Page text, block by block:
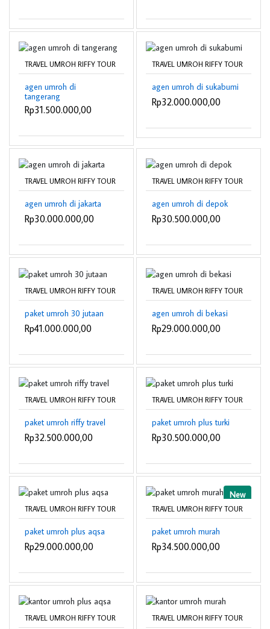
TRAVEL UMROH RIFFY TOUR
agen umroh di
tangerang
Rp31.500.000,00
TRAVEL UMROH RIFFY TOUR
agen umroh di sukabumi
Rp32.000.000,00
TRAVEL UMROH RIFFY TOUR
agen umroh di jakarta
Rp30.000.000,00
TRAVEL UMROH RIFFY TOUR
agen umroh di depok
Rp30.500.000,00
TRAVEL UMROH RIFFY TOUR
paket umroh 30 jutaan
Rp41.000.000,00
TRAVEL UMROH RIFFY TOUR
agen umroh di bekasi
Rp29.000.000,00
TRAVEL UMROH RIFFY TOUR
paket umroh riffy travel
Rp32.500.000,00
TRAVEL UMROH RIFFY TOUR
paket umroh plus turki
Rp30.500.000,00
TRAVEL UMROH RIFFY TOUR
paket umroh plus aqsa
Rp29.000.000,00
New
TRAVEL UMROH RIFFY TOUR
paket umroh murah
Rp34.500.000,00
TRAVEL UMROH RIFFY TOUR TRAVEL UMROH RIFFY TOUR